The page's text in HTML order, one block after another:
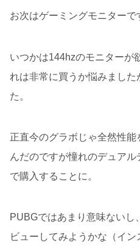
お次はゲーミングモニターで
いつかは144hzのモニターが
れは非常に買うか悩みまし
た。
正直今のグラボじゃ全然性
んだのですが憧れのデュア
で購入することに。
PUBGではあまり意味ない
ビューしてみようかな（イン